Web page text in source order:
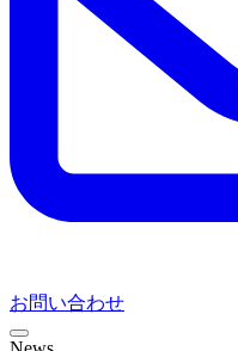
お問い合わせ